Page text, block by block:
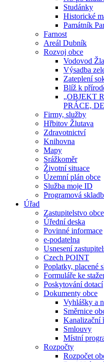
Studánky
Historické
Památník
Farnost
Areál Dubník
Rozvoj obce
Vodovod
Výsadba
Zateplení
Blíž k
„OBJEKT
PRÁCE,
Firmy, služby
Hřbitov Žlutava
Zdravotnictví
Knihovna
Mapy
Srážkoměr
Životní situace
Územní plán obce
Služba moje ID
Programová
Úřad
Zastupitelstvo obce
Úřední deska
Povinné informace
e-podatelna
Usnesení
Czech POINT
Poplatky, placené
Formuláře ke
Poskytování dotací
Dokumenty obce
Vyhlášky a
Směrnice
Kanalizační
Smlouvy
Místní
Rozpočty
Rozpočet